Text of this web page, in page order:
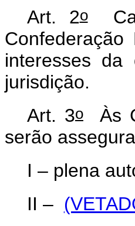
Art. 2o
interesses
jurisdição.
Art. 3oÀs
serão
I – plena
II –